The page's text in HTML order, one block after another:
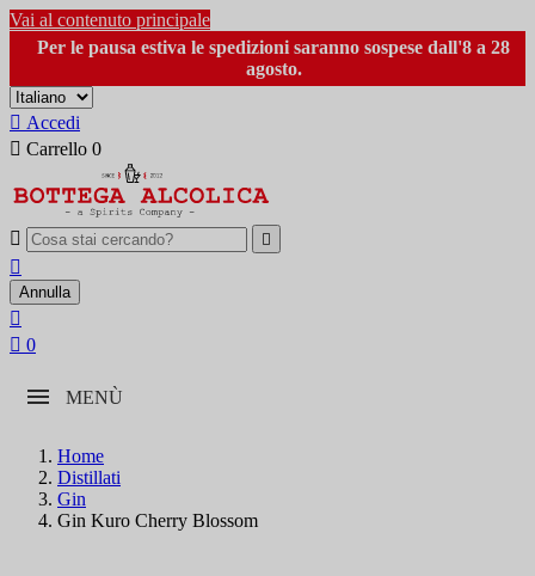
Vai al contenuto principale
Per le pausa estiva le spedizioni saranno sospese dall'8 a 28
agosto.
 Accedi
 Carrello 0
 

Annulla

 0
MENÙ
Home
Distillati
Gin
Gin Kuro Cherry Blossom